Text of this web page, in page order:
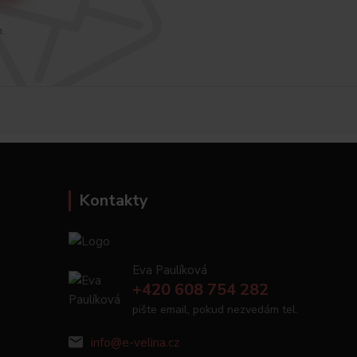
Kontakty
Eva Paulíková
+420 608 754 282
pište email, pokud nezvedám tel.
info@e-velina.cz